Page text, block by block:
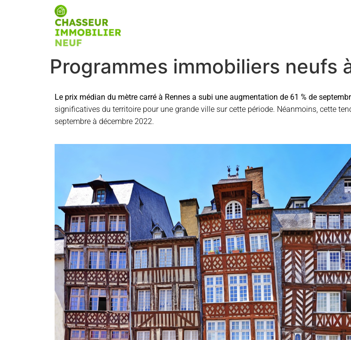
Programmes immobiliers neufs
Le prix médian du mètre carré à Rennes a subi une augmentation de 61 % de
significatives du territoire pour une grande ville sur cette période. Néanmoins, cette
septembre à décembre 2022.